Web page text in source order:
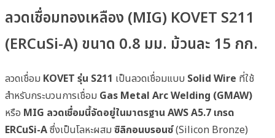
ลวดเชื่อมทองเหลือง (MIG) KOVET S211
(ERCuSi-A) ขนาด 0.8 มม. ม้วนละ 15 กก.
ลวดเชื่อม KOVET รุ่น S211 เป็นลวดเชื่อมแบบ Solid Wire ที่ใช้
สำหรับกระบวนการเชื่อม Gas Metal Arc Welding (GMAW)
หรือ MIG ลวดเชื่อมนี้จัดอยู่ในมาตรฐาน AWS A5.7 เกรด
ERCuSi-Aซึ่งเป็นโลหะผสม ซิลิกอนบรอนซ์(Silicon Bronze)